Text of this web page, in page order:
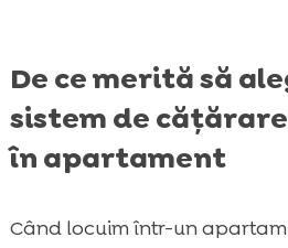
De ce merită să
sistem de
în apartament
Când locuim într-un